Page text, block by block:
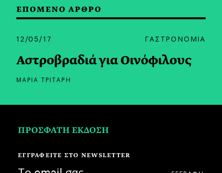
ΕΠΟΜΕΝΟ ΑΡΘΡΟ
12/05/17 ΓΑΣΤΡΟΝΟΜΙΑ
Αστροβραδιά για Οινόφιλους
ΜΑΡΙΑ ΤΡΙΤΑΡΗ
ΠΡΟΣΦΑΤΗ ΕΚΔΟΣΗ
ΕΓΓΡΑΦΕΙΤΕ ΣΤΟ NEWSLETTER